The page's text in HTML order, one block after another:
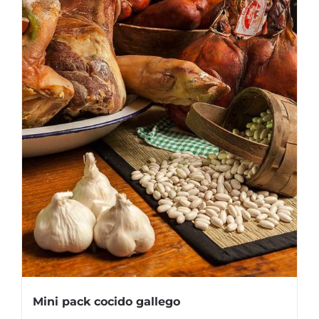
Mini pack cocido gallego